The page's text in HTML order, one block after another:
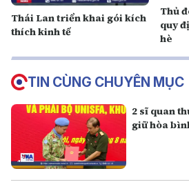
Thái Lan triển khai gói kích
thích kinh tế
Thủ
quy
hè
TIN CÙNG CHUYÊN MỤC
2 sĩ quan
giữ hòa